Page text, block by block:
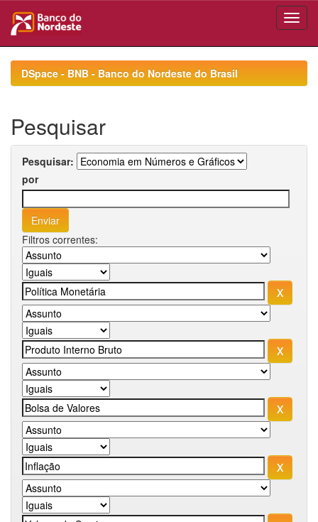
navigationDSpace - BNB - Banco do Nordeste do Brasil
Pesquisar
Pesquisar:
por
Filtros correntes: